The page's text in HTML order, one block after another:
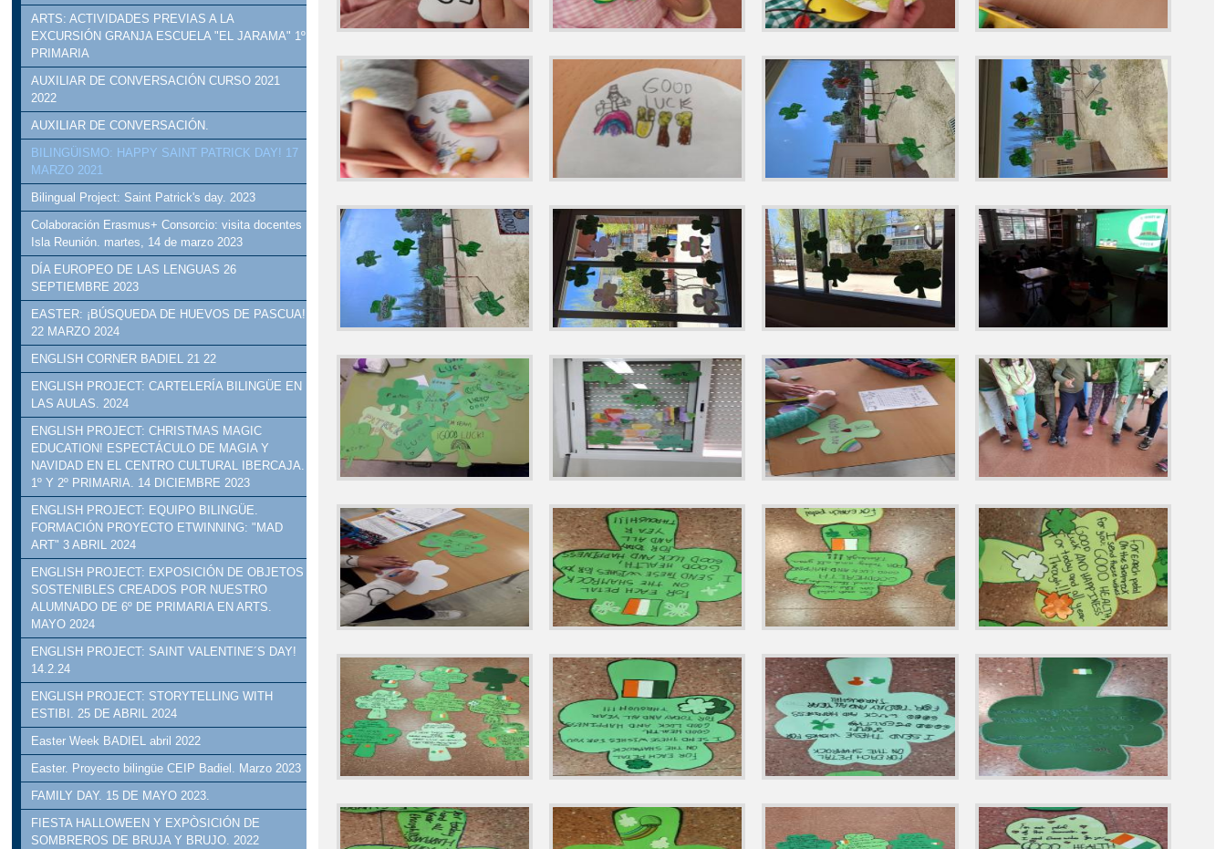
ARTS: ACTIVIDADES PREVIAS A LA
EXCURSIÓN GRANJA ESCUELA "EL JARAMA" 1º
PRIMARIA
AUXILIAR DE CONVERSACIÓN CURSO 2021
2022
AUXILIAR DE CONVERSACIÓN.
BILINGÜISMO: HAPPY SAINT PATRICK DAY! 17
MARZO 2021
Bilingual Project: Saint Patrick's day. 2023
Colaboración Erasmus+ Consorcio: visita docentes
Isla Reunión. martes, 14 de marzo 2023
DÍA EUROPEO DE LAS LENGUAS 26
SEPTIEMBRE 2023
EASTER: ¡BÚSQUEDA DE HUEVOS DE PASCUA!
22 MARZO 2024
ENGLISH CORNER BADIEL 21 22
ENGLISH PROJECT: CARTELERÍA BILINGÜE EN
LAS AULAS. 2024
ENGLISH PROJECT: CHRISTMAS MAGIC
EDUCATION! ESPECTÁCULO DE MAGIA Y
NAVIDAD EN EL CENTRO CULTURAL IBERCAJA.
1º Y 2º PRIMARIA. 14 DICIEMBRE 2023
ENGLISH PROJECT: EQUIPO BILINGÜE.
FORMACIÓN PROYECTO ETWINNING: "MAD
ART" 3 ABRIL 2024
ENGLISH PROJECT: EXPOSICIÓN DE OBJETOS
SOSTENIBLES CREADOS POR NUESTRO
ALUMNADO DE 6º DE PRIMARIA EN ARTS.
MAYO 2024
ENGLISH PROJECT: SAINT VALENTINE´S DAY!
14.2.24
ENGLISH PROJECT: STORYTELLING WITH
ESTIBI. 25 DE ABRIL 2024
Easter Week BADIEL abril 2022
Easter. Proyecto bilingüe CEIP Badiel. Marzo 2023
FAMILY DAY. 15 DE MAYO 2023.
FIESTA HALLOWEEN Y EXPÒSICIÓN DE
SOMBREROS DE BRUJA Y BRUJO. 2022